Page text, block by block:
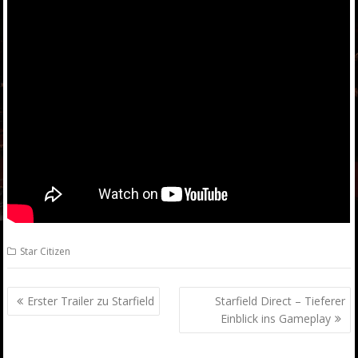
Star Citizen
Beitrags-
Navigation
Erster Trailer zu Starfield
Starfield Direct – Tieferer
Einblick ins Gameplay